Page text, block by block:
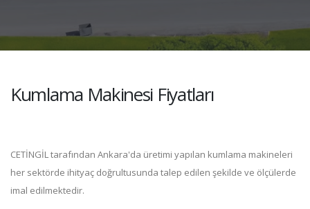
Kumlama Makinesi Fiyatları
CETİNGİL tarafından Ankara'da üretimi yapılan kumlama makineleri
her sektörde ihityaç doğrultusunda talep edilen şekilde ve ölçülerde
imal edilmektedir.